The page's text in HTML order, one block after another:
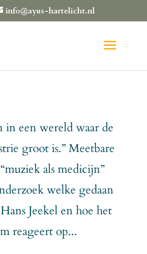
info@ayus-hartelicht.nl
in een wereld waar de
groot is.” Meetbare
als medicijn”
welke gedaan
Jeekel en hoe het
reageert op...